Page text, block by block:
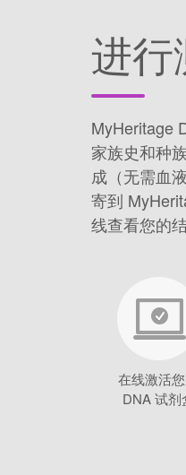
进行
MyHeritage
家族史和种
成（无需血
寄到
线查看您的结
在线激活
DNA 试剂